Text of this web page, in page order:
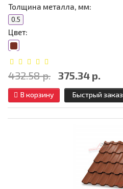
Толщина металла, мм:
0.5
Цвет:
432.58 р. 375.34 р.
В корзину Быстрый заказ